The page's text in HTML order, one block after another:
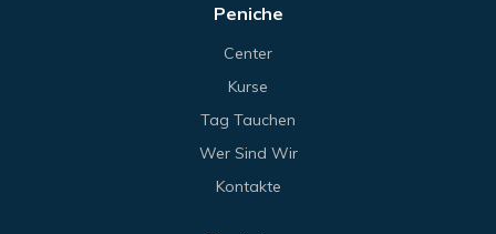
Peniche
Center
Kurse
Tag Tauchen
Wer Sind Wir
Kontakte